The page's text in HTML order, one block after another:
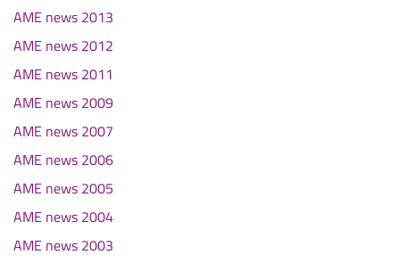
AME news 2013
AME news 2012
AME news 2011
AME news 2009
AME news 2007
AME news 2006
AME news 2005
AME news 2004
AME news 2003